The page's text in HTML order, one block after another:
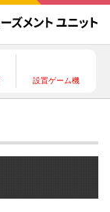
設置ゲーム機